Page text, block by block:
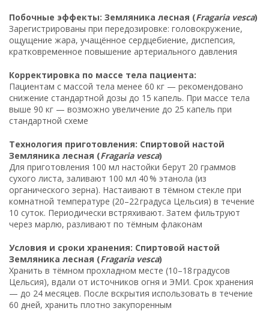
Побочные эффекты: Земляника лесная (Fragaria vesca)
Зарегистрированы при передозировке: головокружение,
ощущение жара, учащённое сердцебиение, диспепсия,
кратковременное повышение артериального давления
Корректировка по массе тела пациента:
Пациентам с массой тела менее 60 кг — рекомендовано
снижение стандартной дозы до 15 капель. При массе тела
выше 90 кг — возможно увеличение до 25 капель при
стандартной схеме
Технология приготовления: Спиртовой настой
Земляника лесная (Fragaria vesca)
Для приготовления 100 мл настойки берут 20 граммов
сухого листа, заливают 100 мл 40 % этанола (из
органического зерна). Настаивают в тёмном стекле при
комнатной температуре (20–22 градуса Цельсия) в течение
10 суток. Периодически встряхивают. Затем фильтруют
через марлю, разливают по тёмным флаконам
Условия и сроки хранения: Спиртовой настой
Земляника лесная (Fragaria vesca)
Хранить в тёмном прохладном месте (10–18 градусов
Цельсия), вдали от источников огня и ЭМИ. Срок хранения
— до 24 месяцев. После вскрытия использовать в течение
60 дней, хранить плотно закупоренным